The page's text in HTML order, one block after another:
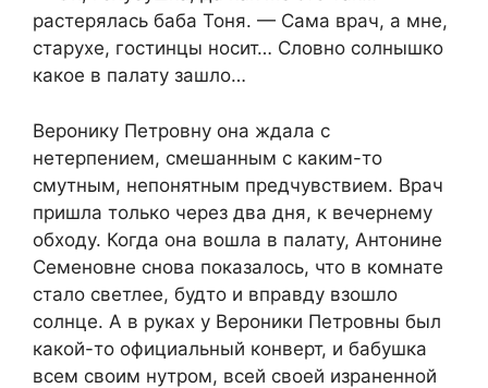
растерялась баба Тоня. — Сама врач, а мне,
старухе, гостинцы носит… Словно солнышко
какое в палату зашло…
Веронику Петровну она ждала с
нетерпением, смешанным с каким-то
смутным, непонятным предчувствием. Врач
пришла только через два дня, к вечернему
обходу. Когда она вошла в палату, Антонине
Семеновне снова показалось, что в комнате
стало светлее, будто и вправду взошло
солнце. А в руках у Вероники Петровны был
какой-то официальный конверт, и бабушка
всем своим нутром, всей своей израненной